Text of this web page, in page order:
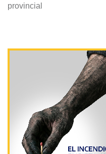
provincial